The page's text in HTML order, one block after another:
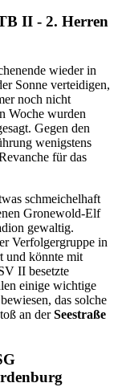
II - 2. Herren
wieder in
Sonne verteidigen,
noch nicht
Woche wurden
Gegen den
wenigstens
für das
schmeichelhaft
Gronewold-Elf
gewaltig.
Verfolgergruppe in
und könnte mit
II besetzte
einige wichtige
das solche
an derSeestraße